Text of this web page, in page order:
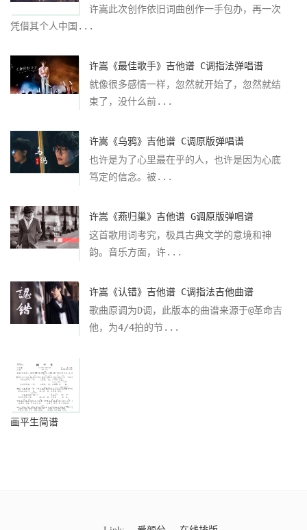
许嵩此次创作依旧词曲创作一手包办，再一次
凭借其个人中国...
许嵩《最佳歌手》吉他谱 C调指法弹唱谱
就像很多感情一样，忽然就开始了，忽然就结
束了，没什么前...
许嵩《乌鸦》吉他谱 C调原版弹唱谱
也许是为了心里最在乎的人，也许是因为心底
笃定的信念。被...
许嵩《燕归巢》吉他谱 G调原版弹唱谱
这首歌用词考究，极具古典文学的意境和神
韵。音乐方面，许...
许嵩《认错》吉他谱 C调指法吉他曲谱
歌曲原调为D调，此版本的曲谱来源于@革命吉
他，为4/4拍的节...
画平生简谱